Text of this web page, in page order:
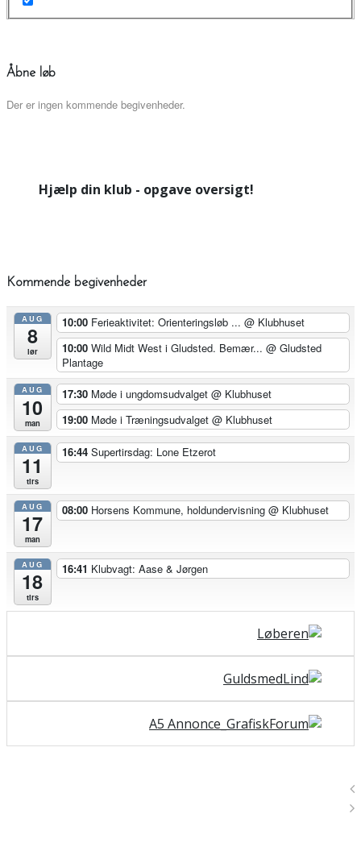
Åbne løb
Der er ingen kommende begivenheder.
Hjælp din klub - opgave oversigt!
Kommende begivenheder
AUG
8
lør
10:00 Ferieaktivitet: Orienteringsløb ... @ Klubhuset
10:00 Wild Midt West i Gludsted. Bemær... @ Gludsted
Plantage
AUG
10
man
17:30 Møde i ungdomsudvalget @ Klubhuset
19:00 Møde i Træningsudvalget @ Klubhuset
AUG
11
tirs
16:44 Supertirsdag: Lone Etzerot
AUG
17
man
08:00 Horsens Kommune, holdundervisning @ Klubhuset
AUG
18
tirs
16:41 Klubvagt: Aase & Jørgen